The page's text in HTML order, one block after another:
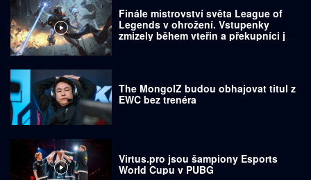
Finále mistrovství světa League of
Legends v ohrožení. Vstupenky
zmizely během vteřin a překupníci je
The MongolZ budou obhajovat titul z
EWC bez trenéra
Virtus.pro jsou šampiony Esports
World Cupu v PUBG